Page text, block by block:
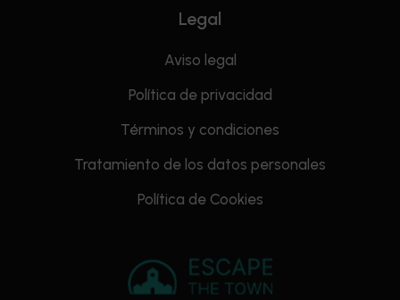
Legal
Aviso legal
Política de privacidad
Términos y condiciones
Tratamiento de los datos personales
Política de Cookies